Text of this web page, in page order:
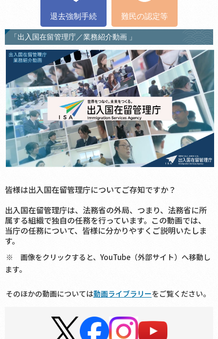
退去強制手続 難民の認定等
「出入国在留管理庁／業務紹介動画 」
皆様は出入国在留管理庁についてご存知ですか？
出入国在留管理庁は、法務省の外局、つまり、法務省に所
属する組織で独自の任務を行っています。この動画では、
当庁の任務について、皆様に分かりやすくご説明いたしま
す。
※ 画像をクリックすると、YouTube（外部サイト）へ移動し
ます。
そのほかの動画については動画ライブラリーをご覧ください。